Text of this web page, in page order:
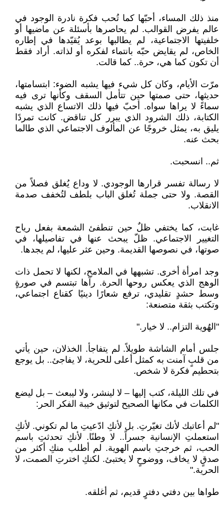
منذ ذلك المساء، أحبّها كما تُحب فكرة نادرة الوجود في
عالم يفرض القوالب. لم يحاصرها بأسئلة عن ماضيها أو
خلفيتها الاجتماعية، لم يطالبها بوعد يُقيّدها في إطاره
الخاص، لم يقايض حبّه بانتماء لفكره أو لذاته. أراد فقط
أن تكون كما هي، حرة.. كما قالت.
مرّت الأيام، وكان كل شيء فيها يشبه الضوء: ابتسامتها،
حديثها، حتى صمتها حين تتأمل السقف وكأنها ترى فيه
سماءً لا يراها سواه. أحبّ فيها ذلك الاتساع الذي يشبه
الكتابة، ذلك الشرود الذي يبرر كل تناقض. كانت تمردًا
يليق به، يمثل خروجًا عن المألوف الاجتماعي الذي طالما
بحث عنه.
ثم.. انسحبت.
لا رسالة تفسر قرارها الوجودي. لا وداع يُغلق فصلاً من
القصة. ولا حتى جملة تُغلق الباب بلطف لتُخفف صدمة
الانقلاب.
غابت، كما يختفي ظلٌ حين تنطفئ الشمعة بفعل رياح
التغيير الاجتماعي. ظلّ يبحث عنها في تفاصيلها، في
صوتها، في نصوصها القديمة. وحين عثر عليها، لم يجدها.
وجد امرأة أخرى. تشبهها في الملامح، لكنها لا تحمل ذات
الوهج الذي يعكس روحها الحرة. رآها تبتسم في صورةٍ
وسط حشدٍ تقليدي، ترفع شعارًا دينيًا كقناع اجتماعي،
وتكتب بثقة متصنعة:
"الهُوية التزام.. لا خيار."
جلس أمام الشاشة طويلاً. لم يتفاجأ. الخذلان، حين يأتي
من قلبٍ آمنت به كمثل أعلى للحرية، لا يفاجئ.. بل يوجع
بتحطيم فكرة لا شخص.
في تلك الليلة، كتب إليها – لا لينشر، ولا ليبعث – بل ليضع
الكلمات في مكانها الصحيح لتوثيق خيبة الفكر الحر:
"لم أعاتبك لأنك تغيّرتِ. بل لأنكِ ادّعيتِ ما لم تكوني. لأنكِ
استعملتِ الإنسانية جسراً.. لا وطنًا. لأنكِ تحدثتِ باسم
الحب، ثم خرجتِ باسم الهوية. لم أطلب منكِ أكثر من
صدقٍ لا يخاف، ووضوحٍ لا يختبئ. لكنكِ اخترتِ الصمت، لا
الحرية."
طواها بين دفتي دفترٍ قديم، ثم أغلقه.